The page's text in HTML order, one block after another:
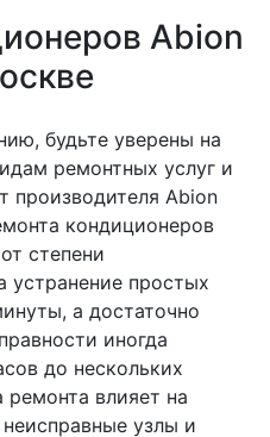
Abion
будьте уверены на
ремонтных услуг и
производителя Abion
кондиционеров
степени
устранение простых
а достаточно
иногда
до нескольких
влияет на
узлы и